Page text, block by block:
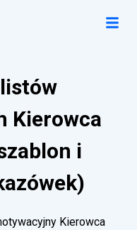
Kierowca
i
Kierowca